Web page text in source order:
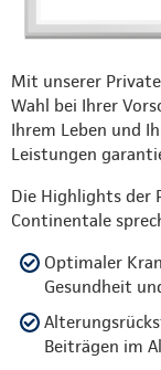
Mit unserer
Wahl bei Ihrer
Ihrem Leben und
Leistungen
Die Highlights der
Continentale
Optimaler
Gesundheit
Beiträgen im